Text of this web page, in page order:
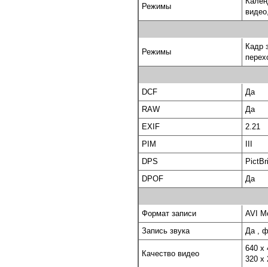
Режимы
Режимы
Кадр
DCF
Да
RAW
Да
EXIF
2.21
PIM
III
DPS
DPOF
Да
Формат записи
AVI
Запись звука
Да ,
Качество видео
640 x
320 x